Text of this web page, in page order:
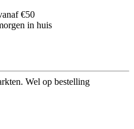
€50
in huis
Wel op bestelling